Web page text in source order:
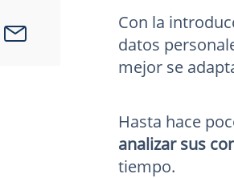
Con la
datos
mejor se
Hasta hace
analizar sus
tiempo.